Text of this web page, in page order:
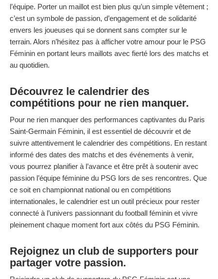
l’équipe. Porter un maillot est bien plus qu’un simple vêtement ;
c’est un symbole de passion, d’engagement et de solidarité
envers les joueuses qui se donnent sans compter sur le
terrain. Alors n’hésitez pas à afficher votre amour pour le PSG
Féminin en portant leurs maillots avec fierté lors des matchs et
au quotidien.
Découvrez le calendrier des
compétitions pour ne rien manquer.
Pour ne rien manquer des performances captivantes du Paris
Saint-Germain Féminin, il est essentiel de découvrir et de
suivre attentivement le calendrier des compétitions. En restant
informé des dates des matchs et des événements à venir,
vous pourrez planifier à l’avance et être prêt à soutenir avec
passion l’équipe féminine du PSG lors de ses rencontres. Que
ce soit en championnat national ou en compétitions
internationales, le calendrier est un outil précieux pour rester
connecté à l’univers passionnant du football féminin et vivre
pleinement chaque moment fort aux côtés du PSG Féminin.
Rejoignez un club de supporters pour
partager votre passion.